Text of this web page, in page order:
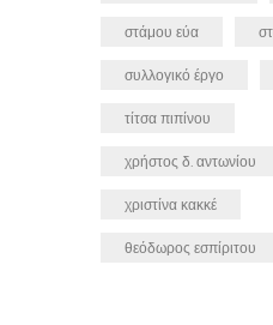
στάμου εύα
συλλογικό έργο
τίτσα πιπίνου
χρήστος δ. αντωνίου
χριστίνα κακκέ
θεόδωρος εσπίριτου